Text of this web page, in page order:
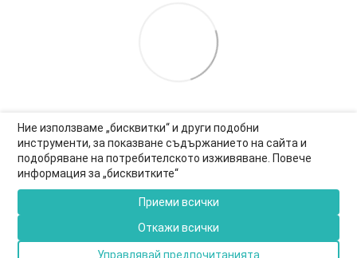
Ние използваме „бисквитки“ и други подобни
инструменти, за показване съдържанието на сайта и
подобряване на потребителското изживяване. Повече
информация за „бисквитките“
Приеми всички
Откажи всички
Управлявай предпочитанията
0877-550-990
Информация за връзка